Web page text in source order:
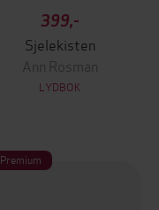
399,-
Sjelekisten
Ann Rosman
LYDBOK
Premium